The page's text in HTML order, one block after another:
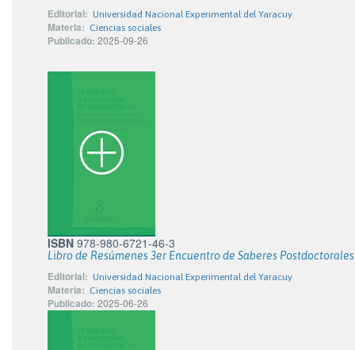
Editorial: Universidad Nacional Experimental del Yaracuy
Materia: Ciencias sociales
Publicado: 2025-09-26
ISBN 978-980-6721-46-3
Libro de Resúmenes 3er Encuentro de Saberes Postdoctorales
Editorial: Universidad Nacional Experimental del Yaracuy
Materia: Ciencias sociales
Publicado: 2025-06-26